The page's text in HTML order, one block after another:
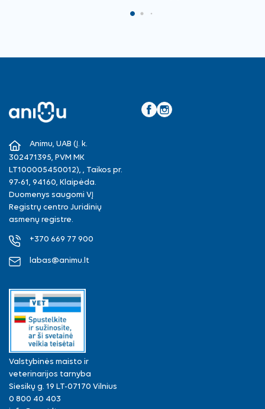
Animu, UAB (Į. k.
302471395, PVM MK
LT100005450012), , Taikos pr.
97-61, 94160, Klaipėda.
Duomenys saugomi VĮ
Registrų centro Juridinių
asmenų registre.
+370 669 77 900
labas@animu.lt
Valstybinės maisto ir
veterinarijos tarnyba
Siesikų g. 19 LT-07170 Vilnius
0 800 40 403